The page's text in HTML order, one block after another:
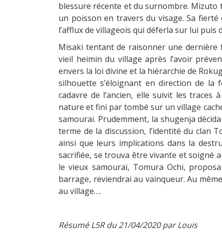
blessure récente et du surnombre.
un poisson en travers du visage. Sa fierté
l’afflux de villageois qui déferla sur lui
Misaki tentant de raisonner une dernière
vieil heimin du village après l’avoir
envers la loi divine et la hiérarchie de
silhouette s’éloignant en direction de
cadavre de l’ancien, elle suivit les traces
nature et fini par tombé sur un village
samouraï. Prudemment, la shugenja
terme de la discussion, l’identité du clan
ainsi que leurs implications dans la
sacrifiée, se trouva être vivante et soigné
le vieux samouraï, Tomura Ochi,
barrage, reviendrai au vainqueur. Au
au village….
Résumé L5R du 21/04/2020 par Louis